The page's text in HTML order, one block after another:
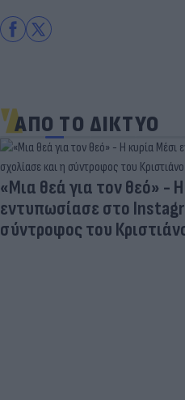
ΑΠΟ ΤΟ ΔΙΚΤΥΟ
«Μια θεά για τον θεό» -
εντυπωσίασε στο
σύντροφος του